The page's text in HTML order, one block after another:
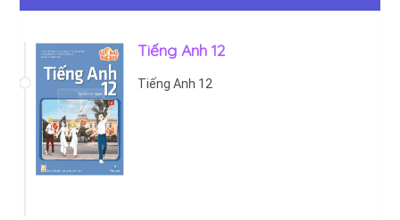
Tiếng Anh 12
Tiếng Anh 12